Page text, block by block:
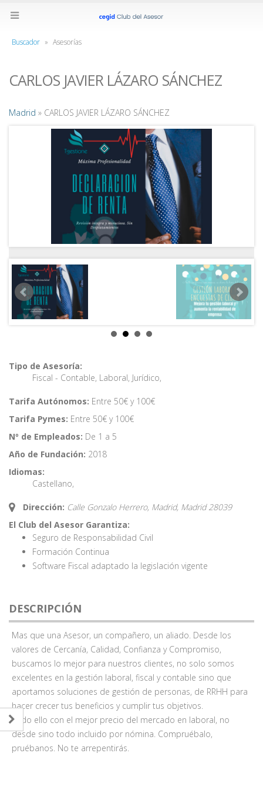
Buscador » Asesorías
CARLOS JAVIER LÁZARO SÁNCHEZ
Madrid » CARLOS JAVIER LÁZARO SÁNCHEZ
Tipo de Asesoría:
Fiscal - Contable, Laboral, Jurídico,
Tarifa Autónomos: Entre 50€ y 100€
Tarifa Pymes: Entre 50€ y 100€
Nº de Empleados: De 1 a 5
Año de Fundación: 2018
Idiomas:
Castellano,
Dirección: Calle Gonzalo Herrero, Madrid, Madrid 28039
El Club del Asesor Garantiza:
Seguro de Responsabilidad Civil
Formación Continua
Software Fiscal adaptado la legislación vigente
DESCRIPCIÓN
Mas que una Asesor, un compañero, un aliado. Desde los
valores de Cercanía, Calidad, Confianza y Compromiso,
buscamos lo mejor para nuestros clientes, no solo somos
excelentes en la gestión laboral, fiscal y contable sino que
aportamos soluciones de gestión de personas, de RRHH para
hacer crecer tus beneficios y cumplir tus objetivos.
Todo ello con el mejor precio del mercado en laboral, no
desde sino todo incluido por nómina. Compruébalo,
pruébanos. No te arrepentirás.